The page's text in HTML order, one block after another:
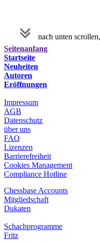
nach unten
Seitenanfang
Startseite
Neuheiten
Autoren
Eröffnungen
Impressum
AGB
Datenschutz
über uns
FAQ
Lizenzen
Barrierefreiheit
Cookies Management
Compliance Hotline
Chessbase Accounts
Mitgliedschaft
Dukaten
Schachprogramme
Fritz